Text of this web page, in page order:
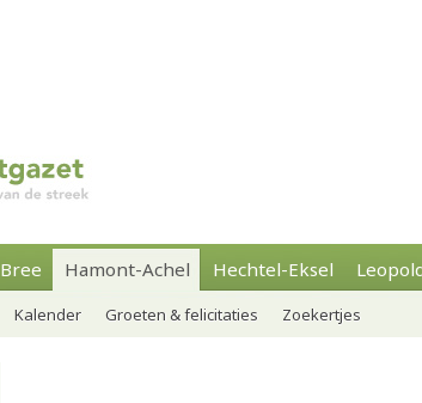
Bree Hamont-Achel Hechtel-Eksel
Kalender Groeten & felicitaties Zoekertjes